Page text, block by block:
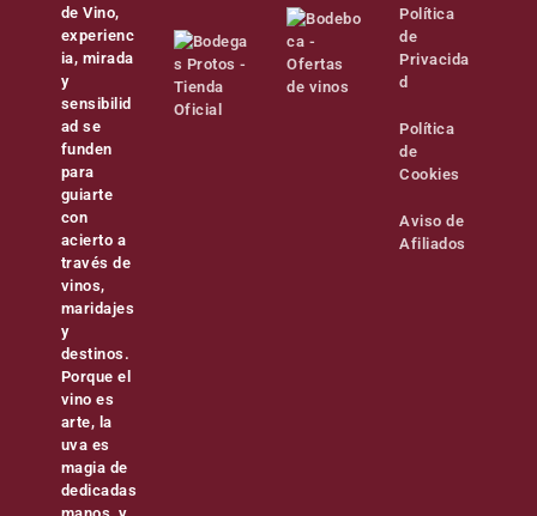
de Vino,
experienc
ia, mirada
y
sensibilid
ad se
funden
para
guiarte
con
acierto a
través de
vinos,
maridajes
y
destinos.
Porque el
vino es
arte, la
uva es
magia de
dedicadas
Política
de
Privacida
d
Política
de
Cookies
Aviso de
Afiliados